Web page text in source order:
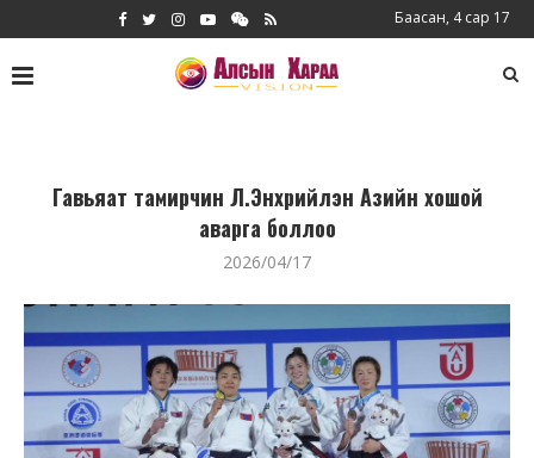
Баасан, 4 сар 17
Гавьяат тамирчин Л.Энхрийлэн Азийн хошой
аварга боллоо
2026/04/17